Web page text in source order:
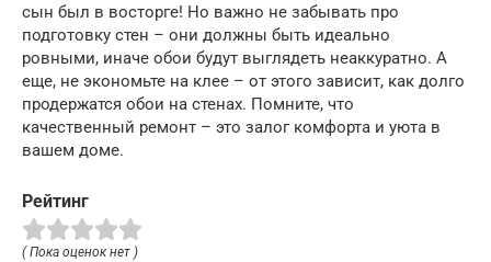
сын был в восторге! Но важно не забывать про
подготовку стен – они должны быть идеально
ровными, иначе обои будут выглядеть неаккуратно. А
еще, не экономьте на клее – от этого зависит, как долго
продержатся обои на стенах. Помните, что
качественный ремонт – это залог комфорта и уюта в
вашем доме.
Рейтинг
( Пока оценок нет )